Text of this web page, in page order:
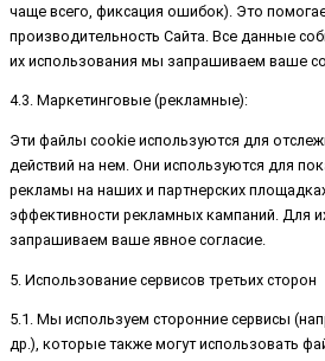
чаще всего, фиксация ошибок). Это
производительность Сайта. Все данные
их использования мы запрашиваем ваше
4.3. Маркетинговые (рекламные):
Эти файлы cookie используются для
действий на нем. Они используются для
рекламы на наших и партнерских
эффективности рекламных кампаний. Для
запрашиваем ваше явное согласие.
5. Использование сервисов третьих сторон
5.1. Мы используем сторонние сервисы
др.), которые также могут использовать